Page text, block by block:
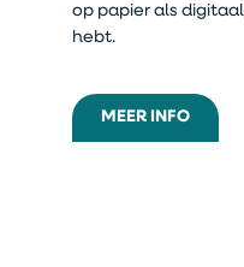
op papier als
hebt.
MEER INFO